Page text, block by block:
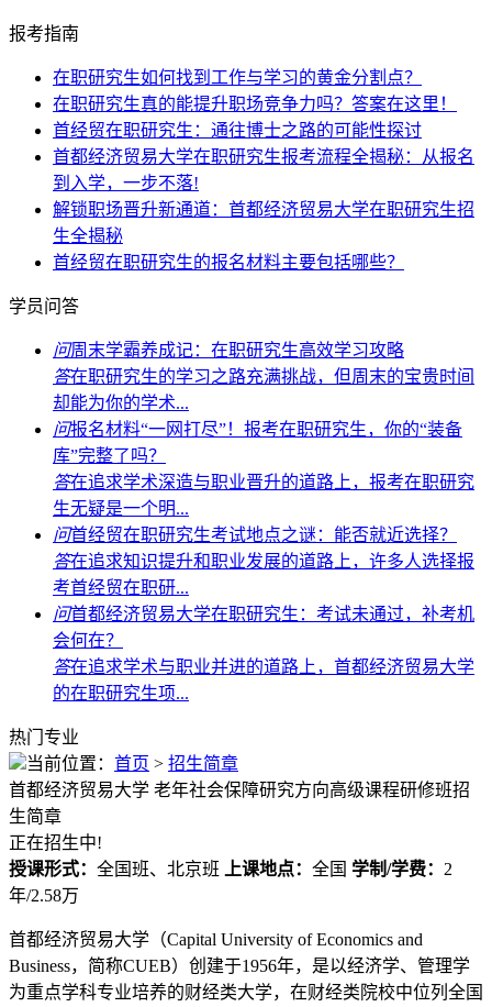
报考指南
在职研究生如何找到工作与学习的黄金分割点？
在职研究生真的能提升职场竞争力吗？答案在这里！
首经贸在职研究生：通往博士之路的可能性探讨
首都经济贸易大学在职研究生报考流程全揭秘：从报名
到入学，一步不落!
解锁职场晋升新通道：首都经济贸易大学在职研究生招
生全揭秘
首经贸在职研究生的报名材料主要包括哪些？
学员问答
问周末学霸养成记：在职研究生高效学习攻略
答在职研究生的学习之路充满挑战，但周末的宝贵时间
却能为你的学术...
问报名材料“一网打尽”！报考在职研究生，你的“装备
库”完整了吗？
答在追求学术深造与职业晋升的道路上，报考在职研究
生无疑是一个明...
问首经贸在职研究生考试地点之谜：能否就近选择？
答在追求知识提升和职业发展的道路上，许多人选择报
考首经贸在职研...
问首都经济贸易大学在职研究生：考试未通过，补考机
会何在？
答在追求学术与职业并进的道路上，首都经济贸易大学
的在职研究生项...
热门专业
当前位置： 首页 > 招生简章
首都经济贸易大学 老年社会保障研究方向高级课程研修班招
生简章
正在招生中!
授课形式： 全国班、北京班 上课地点： 全国 学制/学费： 2
年/2.58万
首都经济贸易大学（Capital University of Economics and
Business，简称CUEB）创建于1956年，是以经济学、管理学
为重点学科专业培养的财经类大学，在财经类院校中位列全国